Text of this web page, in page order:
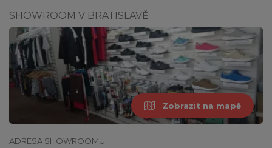
SHOWROOM V BRATISLAVĚ
Zobrazit na mapě
ADRESA SHOWROOMU